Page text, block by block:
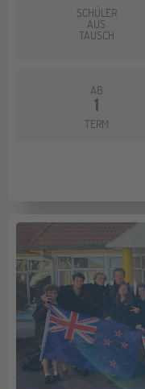
SCHÜLER
AUS
TAUSCH
AB
1
TERM